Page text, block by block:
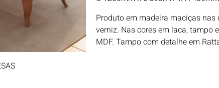
Produto em madeira maciças nas
verniz. Nas cores em laca, tampo
MDF. Tampo com detalhe em